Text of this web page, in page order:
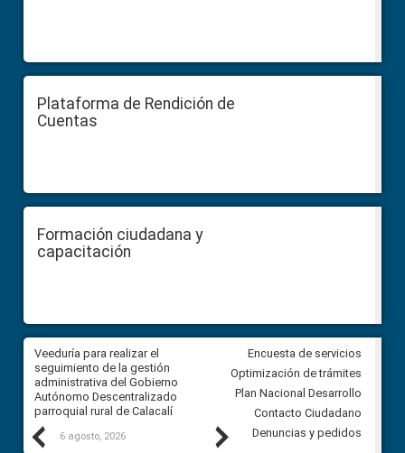
Plataforma de Rendición de
Cuentas
Formación ciudadana y
capacitación
Previous
Veeduría para realizar el
seguimiento de la gestión
administrativa del Gobierno
Autónomo Descentralizado
parroquial rural de Calacalí
6 agosto, 2026
Veeduría para vigilar los
derivados de la Audiencia
comunidad Urbina, parroquia
Carolina
5 agosto, 2026
Next
Encuesta de servicios
Optimización de trámites
Plan Nacional Desarrollo
Contacto Ciudadano
Denuncias y pedidos